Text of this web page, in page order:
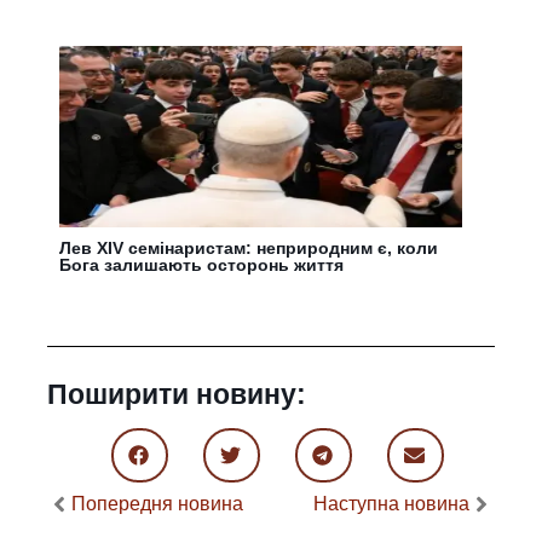
Лев XIV семінаристам: неприродним є, коли
Бога залишають осторонь життя
Поширити новину:
Попередня новина Наступна новина